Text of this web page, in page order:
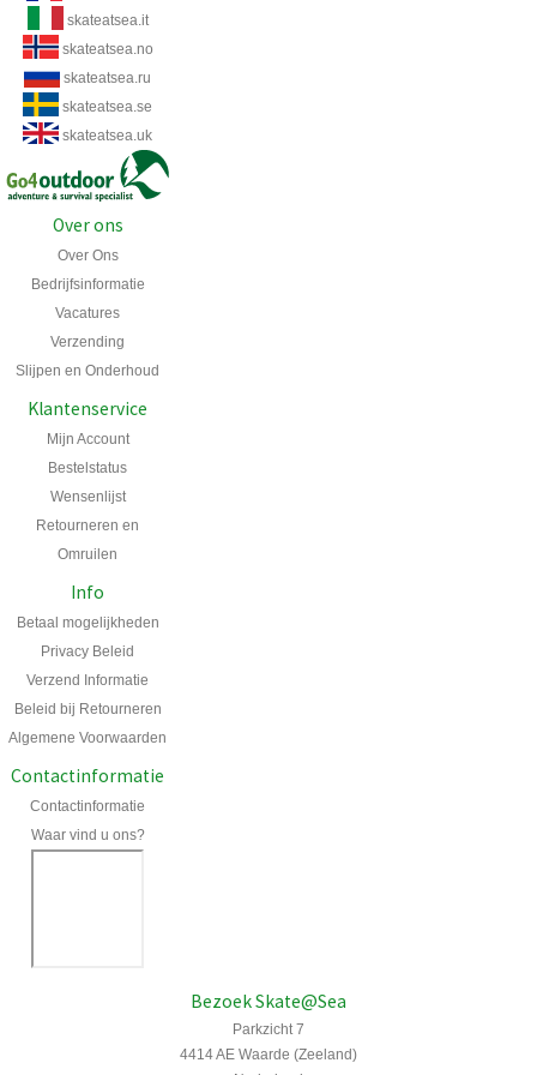
skateatsea.it
skateatsea.no
skateatsea.ru
skateatsea.se
skateatsea.uk
Over ons
Over Ons
Bedrijfsinformatie
Vacatures
Verzending
Slijpen en Onderhoud
Klantenservice
Mijn Account
Bestelstatus
Wensenlijst
Retourneren en
Omruilen
Info
Betaal mogelijkheden
Privacy Beleid
Verzend Informatie
Beleid bij Retourneren
Algemene Voorwaarden
Contactinformatie
Contactinformatie
Waar vind u ons?
Bezoek Skate@Sea
Parkzicht 7
4414 AE Waarde (Zeeland)